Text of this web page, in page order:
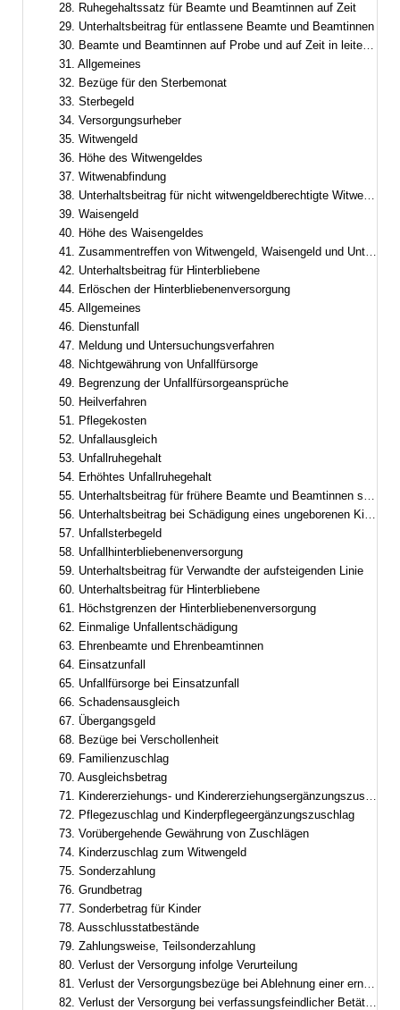
28. Ruhegehaltssatz für Beamte und Beamtinnen auf Zeit
29. Unterhaltsbeitrag für entlassene Beamte und Beamtinnen
30. Beamte und Beamtinnen auf Probe und auf Zeit in leitender Funktion
31. Allgemeines
32. Bezüge für den Sterbemonat
33. Sterbegeld
34. Versorgungsurheber
35. Witwengeld
36. Höhe des Witwengeldes
37. Witwenabfindung
38. Unterhaltsbeitrag für nicht witwengeldberechtigte Witwer oder Witwen
39. Waisengeld
40. Höhe des Waisengeldes
41. Zusammentreffen von Witwengeld, Waisengeld und Unterhaltsbeiträgen
42. Unterhaltsbeitrag für Hinterbliebene
44. Erlöschen der Hinterbliebenenversorgung
45. Allgemeines
46. Dienstunfall
47. Meldung und Untersuchungsverfahren
48. Nichtgewährung von Unfallfürsorge
49. Begrenzung der Unfallfürsorgeansprüche
50. Heilverfahren
51. Pflegekosten
52. Unfallausgleich
53. Unfallruhegehalt
54. Erhöhtes Unfallruhegehalt
55. Unterhaltsbeitrag für frühere Beamte und Beamtinnen sowie frühere Ruhestandsbeamte und Ruhestandsbeamtinnen
56. Unterhaltsbeitrag bei Schädigung eines ungeborenen Kindes
57. Unfallsterbegeld
58. Unfallhinterbliebenenversorgung
59. Unterhaltsbeitrag für Verwandte der aufsteigenden Linie
60. Unterhaltsbeitrag für Hinterbliebene
61. Höchstgrenzen der Hinterbliebenenversorgung
62. Einmalige Unfallentschädigung
63. Ehrenbeamte und Ehrenbeamtinnen
64. Einsatzunfall
65. Unfallfürsorge bei Einsatzunfall
66. Schadensausgleich
67. Übergangsgeld
68. Bezüge bei Verschollenheit
69. Familienzuschlag
70. Ausgleichsbetrag
71. Kindererziehungs- und Kindererziehungsergänzungszuschlag
72. Pflegezuschlag und Kinderpflegeergänzungszuschlag
73. Vorübergehende Gewährung von Zuschlägen
74. Kinderzuschlag zum Witwengeld
75. Sonderzahlung
76. Grundbetrag
77. Sonderbetrag für Kinder
78. Ausschlusstatbestände
79. Zahlungsweise, Teilsonderzahlung
80. Verlust der Versorgung infolge Verurteilung
81. Verlust der Versorgungsbezüge bei Ablehnung einer erneuten Berufung
82. Verlust der Versorgung bei verfassungsfeindlicher Betätigung